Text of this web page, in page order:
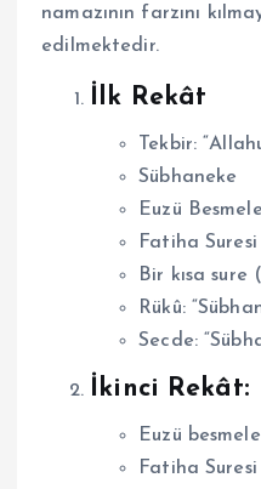
namazının farzını
edilmektedir.
İlk Rekât
Tekbir:
Sübhaneke
Euzü Besmele
Fatiha Suresi
Bir kısa sure
Rükû:
Secde:
İkinci Rekât:
Euzü besmele
Fatiha Suresi